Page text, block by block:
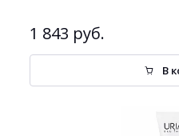
1 843 руб.
В